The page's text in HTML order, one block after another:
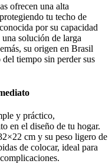
ofrecen una alta
tu techo de
por su capacidad
solución de larga
su origen en Brasil
del tiempo sin perder sus
y práctico,
en el diseño de tu hogar.
cm y su peso ligero de
de colocar, ideal para